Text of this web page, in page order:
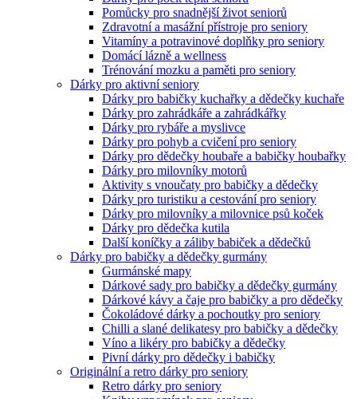
Pomůcky pro snadnější život seniorů
Zdravotní a masážní přístroje pro seniory
Vitamíny a potravinové doplňky pro seniory
Domácí lázně a wellness
Trénování mozku a paměti pro seniory
Dárky pro aktivní seniory
Dárky pro babičky kuchařky a dědečky kuchaře
Dárky pro zahrádkáře a zahrádkářky
Dárky pro rybáře a myslivce
Dárky pro pohyb a cvičení pro seniory
Dárky pro dědečky houbaře a babičky houbařky
Dárky pro milovníky motorů
Aktivity s vnoučaty pro babičky a dědečky
Dárky pro turistiku a cestování pro seniory
Dárky pro milovníky a milovnice psů koček
Dárky pro dědečka kutila
Další koníčky a záliby babiček a dědečků
Dárky pro babičky a dědečky gurmány
Gurmánské mapy
Dárkové sady pro babičky a dědečky gurmány
Dárkové kávy a čaje pro babičky a pro dědečky
Čokoládové dárky a pochoutky pro seniory
Chilli a slané delikatesy pro babičky a dědečky
Víno a likéry pro babičky a dědečky
Pivní dárky pro dědečky i babičky
Originální a retro dárky pro seniory
Retro dárky pro seniory